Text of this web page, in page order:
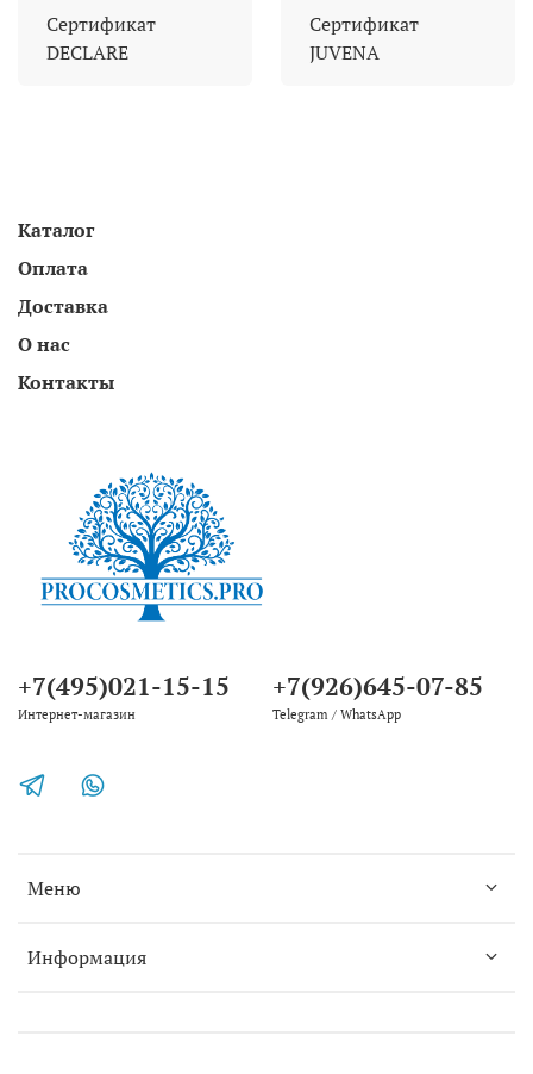
Сертификат
DECLARE
Сертификат
JUVENA
Каталог
Оплата
Доставка
О нас
Контакты
Меню
Информация
+7(495)021-15-15
Интернет-магазин
+7(926)645-07-85
Telegram / WhatsApp